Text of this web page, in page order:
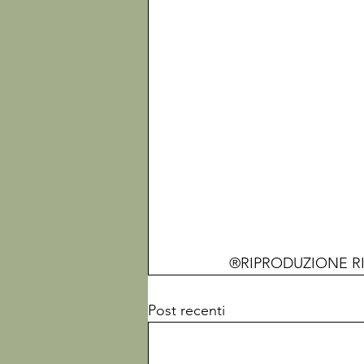
®RIPRODUZIONE
Post recenti